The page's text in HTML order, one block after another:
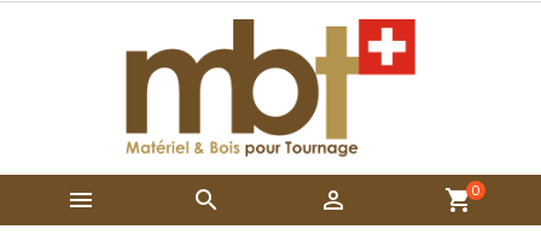
   0
My wishlists
Crea lista dei desideri
Accedi
Devi avere effettuato l'accesso per salvare dei
prodotti nella tua lista dei desideri.
Annulla Accedi